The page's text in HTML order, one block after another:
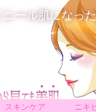
ニール肌になっ
スキンケア ニキ